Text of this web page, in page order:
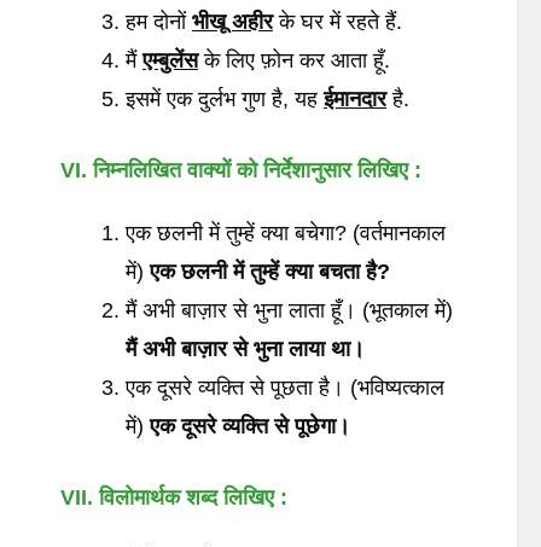
हम दोनों भीखू अहीरके घर में रहते हैं.
मैंएम्बुलेंसके लिए फ़ोन कर आता हूँ.
इसमें एक दुर्लभ गुण है, यहईमानदारहै.
VI. निम्नलिखित वाक्यों को निर्देशानुसार लिखिए:
एक छलनी में तुम्हें क्या बचेगा? (वर्तमानकाल
में)एक छलनी में तुम्हें क्या बचता है?
मैं अभी बाज़ार से भुना लाता हूँ। (भूतकाल में)
मैं अभी बाज़ार से भुना लाया था।
एक दूसरे व्यक्ति से पूछता है। (भविष्यत्काल
में)एक दूसरे व्यक्ति से पूछेगा।
VII.विलोमार्थक शब्द लिखिए: